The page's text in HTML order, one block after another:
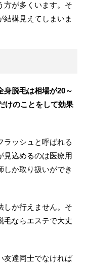
方が多くいます。そ
構見えてしまいま
身脱毛は相場が20～
けのことをして効果
ラッシュと呼ばれる
見込めるのは医療用
しか取り扱いができ
しか行えません。そ
毛ならエステで大丈
友達同士でなければ